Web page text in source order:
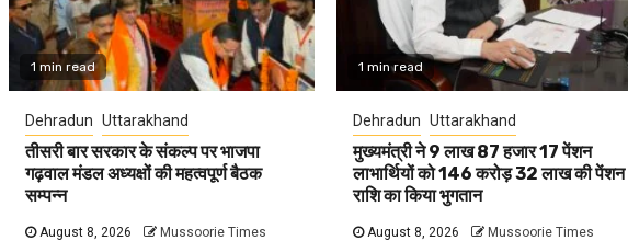
1 min read
Dehradun Uttarakhand
तीसरी बार सरकार के संकल्प पर भाजपा
गढ़वाल मंडल अध्यक्षों की महत्वपूर्ण बैठक
सम्पन्न
August 8, 2026 Mussoorie Times
1 min read
Dehradun Uttarakhand
मुख्यमंत्री ने 9 लाख 87 हजार 17 पेंशन
लाभार्थियों को 146 करोड़ 32 लाख की पेंशन
राशि का किया भुगतान
August 8, 2026 Mussoorie Times